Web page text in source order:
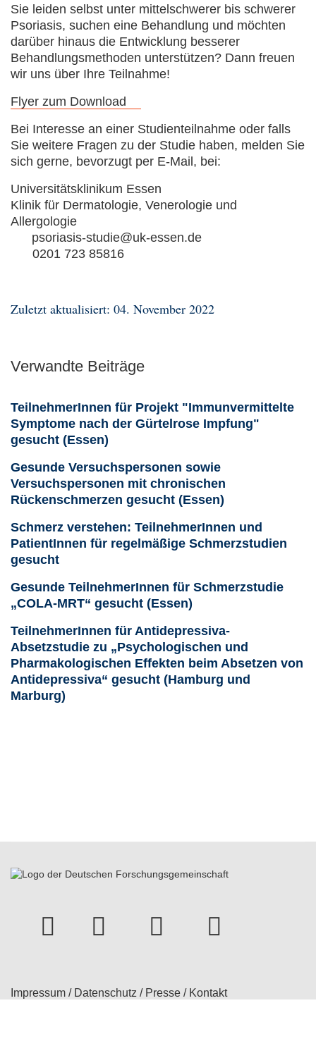
Sie leiden selbst unter mittelschwerer bis schwerer
Psoriasis, suchen eine Behandlung und möchten
darüber hinaus die Entwicklung besserer
Behandlungsmethoden unterstützen? Dann freuen
wir uns über Ihre Teilnahme!
Flyer zum Download
Bei Interesse an einer Studienteilnahme oder falls
Sie weitere Fragen zu der Studie haben, melden Sie
sich gerne, bevorzugt per E-Mail, bei:
Universitätsklinikum Essen
Klinik für Dermatologie, Venerologie und
Allergologie
psoriasis-studie@uk-essen.de
0201 723 85816
Zuletzt aktualisiert: 04. November 2022
Verwandte Beiträge
TeilnehmerInnen für Projekt "Immunvermittelte
Symptome nach der Gürtelrose Impfung"
gesucht (Essen)
Gesunde Versuchspersonen sowie
Versuchspersonen mit chronischen
Rückenschmerzen gesucht (Essen)
Schmerz verstehen: TeilnehmerInnen und
PatientInnen für regelmäßige Schmerzstudien
gesucht
Gesunde TeilnehmerInnen für Schmerzstudie
„COLA-MRT“ gesucht (Essen)
TeilnehmerInnen für Antidepressiva-
Absetzstudie zu „Psychologischen und
Pharmakologischen Effekten beim Absetzen von
Antidepressiva“ gesucht (Hamburg und
Marburg)
Impressum / Datenschutz / Presse / Kontakt
instagramFacebook